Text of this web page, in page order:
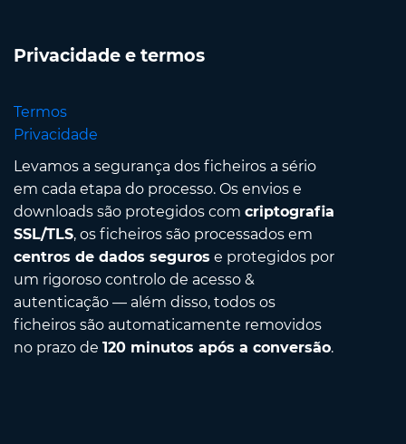
Privacidade e termos
Termos
Privacidade
Levamos a segurança dos ficheiros a sério
em cada etapa do processo. Os envios e
downloads são protegidos com criptografia
SSL/TLS, os ficheiros são processados em
centros de dados seguros e protegidos por
um rigoroso controlo de acesso &
autenticação — além disso, todos os
ficheiros são automaticamente removidos
no prazo de 120 minutos após a conversão.